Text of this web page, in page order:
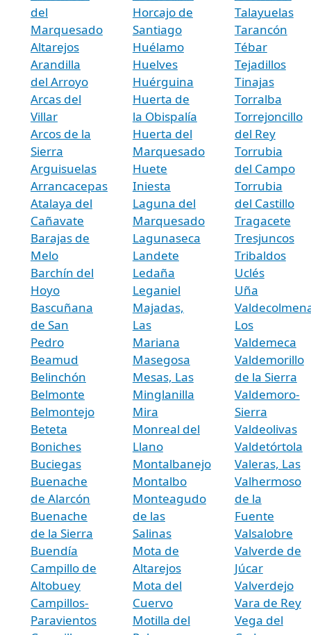
del
Marquesado
Altarejos
Arandilla
del Arroyo
Arcas del
Villar
Arcos de la
Sierra
Arguisuelas
Arrancacepas
Atalaya del
Cañavate
Barajas de
Melo
Barchín del
Hoyo
Bascuñana
de San
Pedro
Beamud
Belinchón
Belmonte
Belmontejo
Beteta
Boniches
Buciegas
Buenache
de Alarcón
Buenache
de la Sierra
Buendía
Campillo de
Altobuey
Campillos-
Paravientos
Horcajo de
Santiago
Huélamo
Huelves
Huérguina
Huerta de
la Obispalía
Huerta del
Marquesado
Huete
Iniesta
Laguna del
Marquesado
Lagunaseca
Landete
Ledaña
Leganiel
Majadas,
Las
Mariana
Masegosa
Mesas, Las
Minglanilla
Mira
Monreal del
Llano
Montalbanejo
Montalbo
Monteagudo
de las
Salinas
Mota de
Altarejos
Mota del
Cuervo
Motilla del
Talayuelas
Tarancón
Tébar
Tejadillos
Tinajas
Torralba
Torrejoncillo
del Rey
Torrubia
del Campo
Torrubia
del Castillo
Tragacete
Tresjuncos
Tribaldos
Uclés
Uña
Los
Valdemeca
Valdemorillo
de la Sierra
Valdemoro-
Sierra
Valdeolivas
Valdetórtola
Valeras, Las
Valhermoso
de la
Fuente
Valsalobre
Valverde de
Júcar
Valverdejo
Vara de Rey
Vega del